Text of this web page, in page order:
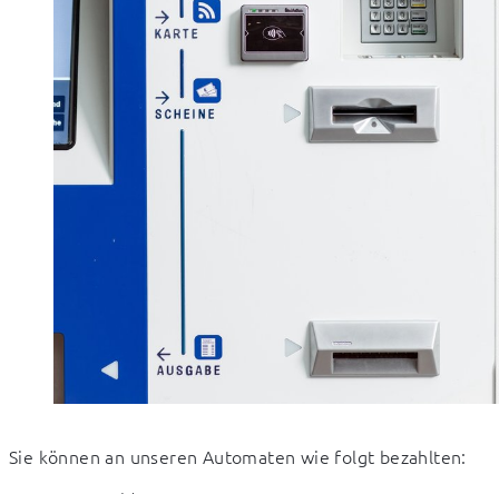
Sie können an unseren Automaten wie folgt bezahlten: